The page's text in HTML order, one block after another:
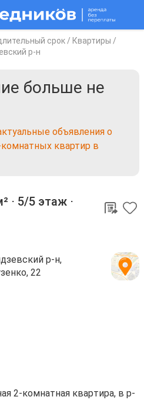
срок / Квартиры /
р-н
больше не
объявления о
квартир в
⋅ 5/5 этаж ⋅
р-н,
22
2-кoмнатнaя кваpтира, в p-